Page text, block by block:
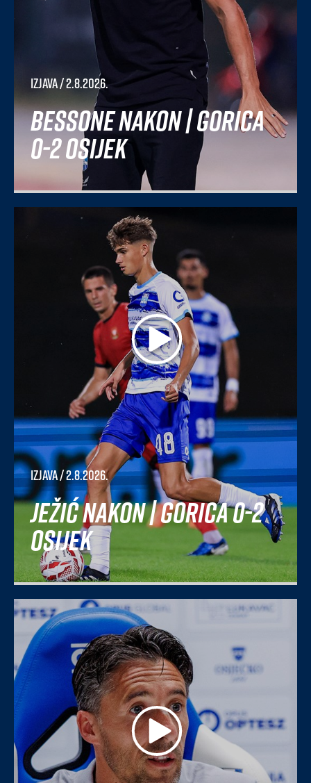
Izjava/ 2.8.2026.
Bessone nakon | Gorica
0-2 Osijek
Izjava/ 2.8.2026.
Ježić nakon | Gorica 0-2
Osijek